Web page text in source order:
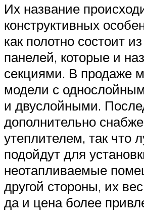
Их название
конструктивных
как полотно состоит
панелей, которые и
секциями. В продаже
модели с
и двуслойными.
дополнительно
утеплителем, так что
подойдут для
неотапливаемые
другой стороны, их
да и цена более